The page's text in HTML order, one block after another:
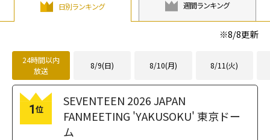
日別ランキング 週間ランキング
※8/8更新
24時間以内
放送
8/9(日) 8/10(月) 8/11(火)
1位
SEVENTEEN 2026 JAPAN
FANMEETING 'YAKUSOKU' 東京ドー
ム